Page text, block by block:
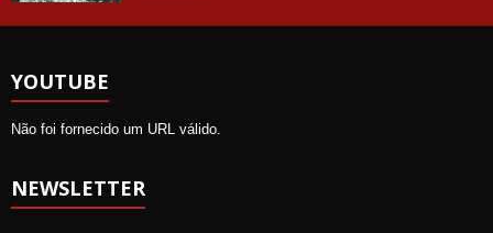
YOUTUBE
Não foi fornecido um URL válido.
NEWSLETTER